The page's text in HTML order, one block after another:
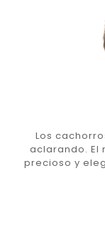
Los
aclarando. El
precioso y